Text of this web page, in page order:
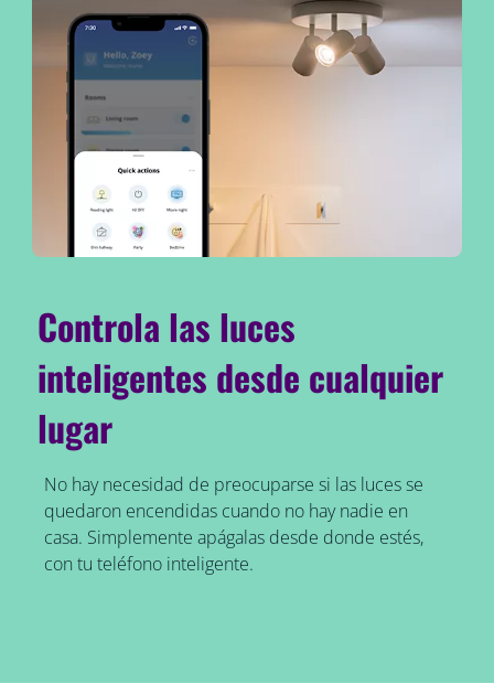
Controla las luces
inteligentes desde cualquier
lugar
No hay necesidad de preocuparse si las luces se
quedaron encendidas cuando no hay nadie en
casa. Simplemente apágalas desde donde estés,
con tu teléfono inteligente.